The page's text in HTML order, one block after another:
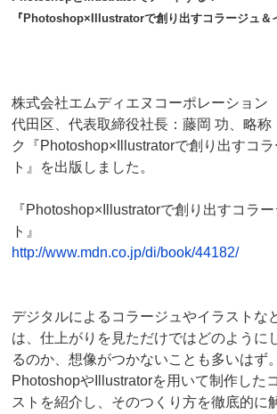
『Photoshop×Illustratorで創り出すコラージュ＆
株式会社エムディエヌコーポレーション
代田区、代表取締役社長：藤岡 功、略称
ク『Photoshop×Illustratorで創り出すコ
ト』を出版しました。
『Photoshop×Illustratorで創り出すコラ
ト』
http://www.mdn.co.jp/di/book/44182/
デジタルによるコラージュやイラストな
は、仕上がりを見ただけではどのように
るのか、想像がつかないことも多いはず
PhotoshopやIllustratorを用いて制作した
ストを紹介し、そのつくり方を徹底的に